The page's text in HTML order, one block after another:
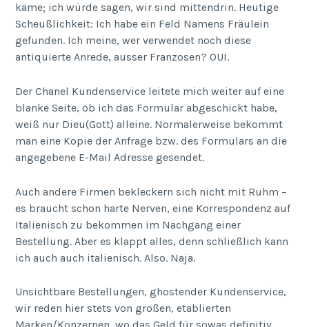
käme; ich würde sagen, wir sind mittendrin. Heutige
Scheußlichkeit: Ich habe ein Feld Namens Fräulein
gefunden. Ich meine, wer verwendet noch diese
antiquierte Anrede, ausser Franzosen? OUI.
Der Chanel Kundenservice leitete mich weiter auf eine
blanke Seite, ob ich das Formular abgeschickt habe,
weiß nur Dieu(Gott) alleine. Normalerweise bekommt
man eine Kopie der Anfrage bzw. des Formulars an die
angegebene E-Mail Adresse gesendet.
Auch andere Firmen bekleckern sich nicht mit Ruhm –
es braucht schon harte Nerven, eine Korrespondenz auf
Italienisch zu bekommen im Nachgang einer
Bestellung. Aber es klappt alles, denn schließlich kann
ich auch auch italienisch. Also. Naja.
Unsichtbare Bestellungen, ghostender Kundenservice,
wir reden hier stets von großen, etablierten